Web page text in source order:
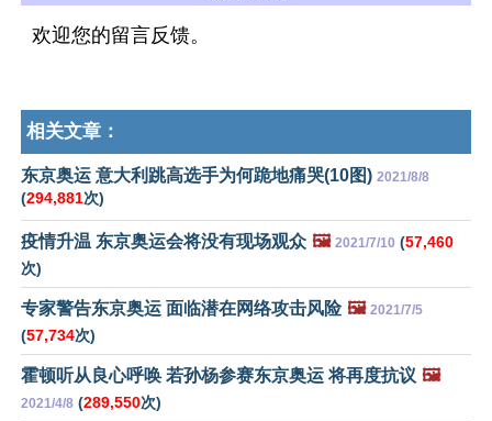
欢迎您的留言反馈。
相关文章：
东京奥运 意大利跳高选手为何跪地痛哭(10图) 2021/8/8
(294,881次)
疫情升温 东京奥运会将没有现场观众 🖼️ 2021/7/10 (57,460
次)
专家警告东京奥运 面临潜在网络攻击风险 🖼️ 2021/7/5
(57,734次)
霍顿听从良心呼唤 若孙杨参赛东京奥运 将再度抗议 🖼️
2021/4/8 (289,550次)